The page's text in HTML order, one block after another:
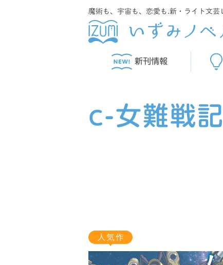
魔術も、宇宙も、恋愛も.新・ライト文芸
新刊情報
c-女難戦